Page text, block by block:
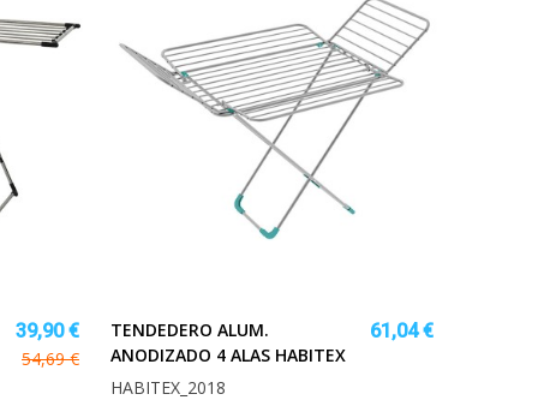
39,90 €
54,69 €
TENDEDERO ALUM.
ANODIZADO 4 ALAS HABITEX
61,04 €
HABITEX_2018